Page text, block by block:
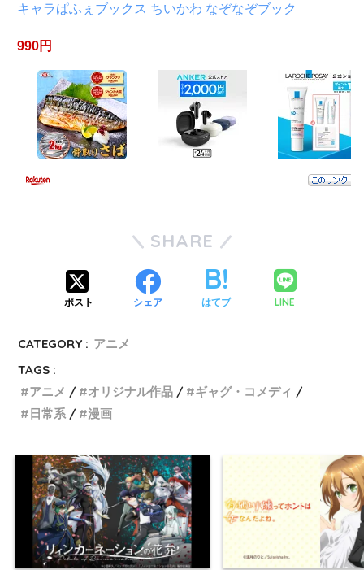
キャラぱふぇブックス ちいかわ なぞなぞブック
990円
SHARE
ポスト シェア はてブ LINE
CATEGORY : アニメ
TAGS :
アニメ
オリジナル作品
ギャグ・コメディ
日常系
漫画